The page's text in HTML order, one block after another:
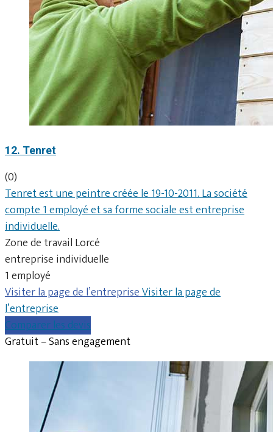
12. Tenret
(0)
Tenret est une peintre créée le 19-10-2011. La société
compte 1 employé et sa forme sociale est entreprise
individuelle.
Zone de travail Lorcé
entreprise individuelle
1 employé
Visiter la page de l’entrepriseVisiter la page de
l’entreprise
Comparer les devis
Gratuit – Sans engagement